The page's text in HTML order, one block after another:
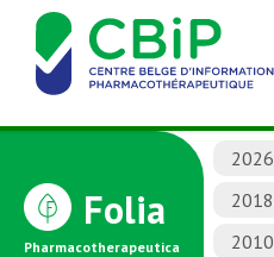
Folia
Pharmacotherapeutica
2026
2018
2010